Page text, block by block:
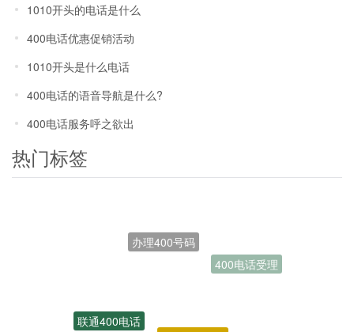
1010开头的电话是什么
400电话优惠促销活动
1010开头是什么电话
400电话的语音导航是什么?
400电话服务呼之欲出
热门标签
联通400电话
400电话受理
办理400号码